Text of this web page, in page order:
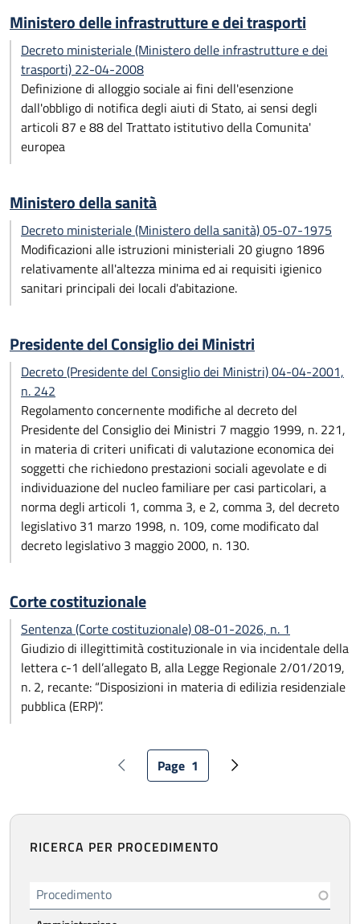
Ministero delle infrastrutture e dei trasporti
Decreto ministeriale (Ministero delle infrastrutture e dei
trasporti) 22-04-2008
Definizione di alloggio sociale ai fini dell'esenzione
dall'obbligo di notifica degli aiuti di Stato, ai sensi degli
articoli 87 e 88 del Trattato istitutivo della Comunita'
europea
Ministero della sanità
Decreto ministeriale (Ministero della sanità) 05-07-1975
Modificazioni alle istruzioni ministeriali 20 giugno 1896
relativamente all'altezza minima ed ai requisiti igienico
sanitari principali dei locali d'abitazione.
Presidente del Consiglio dei Ministri
Decreto (Presidente del Consiglio dei Ministri) 04-04-2001,
n. 242
Regolamento concernente modifiche al decreto del
Presidente del Consiglio dei Ministri 7 maggio 1999, n. 221,
in materia di criteri unificati di valutazione economica dei
soggetti che richiedono prestazioni sociali agevolate e di
individuazione del nucleo familiare per casi particolari, a
norma degli articoli 1, comma 3, e 2, comma 3, del decreto
legislativo 31 marzo 1998, n. 109, come modificato dal
decreto legislativo 3 maggio 2000, n. 130.
Corte costituzionale
Sentenza (Corte costituzionale) 08-01-2026, n. 1
Giudizio di illegittimità costituzionale in via incidentale della
lettera c-1 dell’allegato B, alla Legge Regionale 2/01/2019,
n. 2, recante: “Disposizioni in materia di edilizia residenziale
pubblica (ERP)”.
Paginazione
Pagina precedente
Pagina attuale
Page 1 Pagina successiva
RICERCA PER PROCEDIMENTO
Procedimento